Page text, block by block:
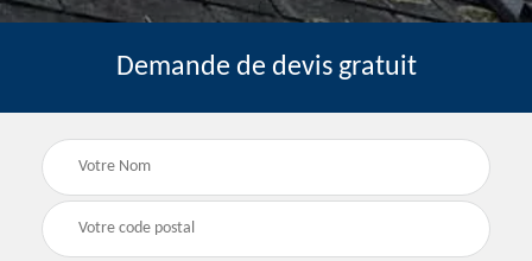
Demande de devis gratuit